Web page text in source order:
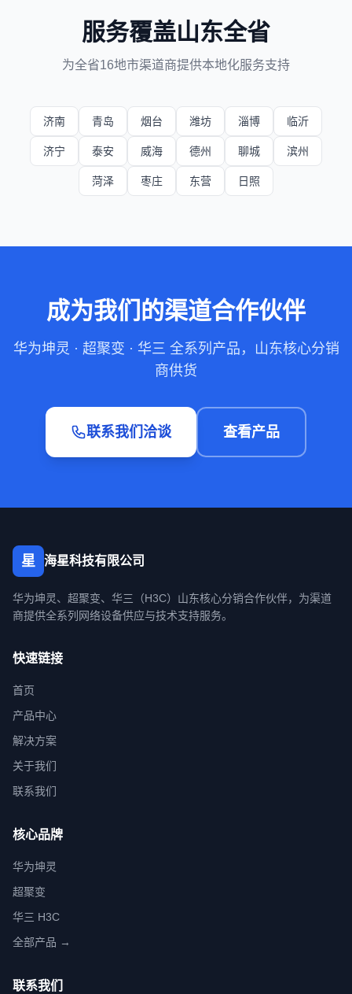
服务覆盖山东全省
为全省16地市渠道商提供本地化服务支持
济南 青岛 烟台 潍坊 淄博 临沂
济宁 泰安 威海 德州 聊城 滨州
菏泽 枣庄 东营 日照
成为我们的渠道合作伙伴
华为坤灵 · 超聚变 · 华三 全系列产品，山东核心分销
商供货
联系我们洽谈 查看产品
星 海星科技有限公司
华为坤灵、超聚变、华三（H3C）山东核心分销合作伙伴，为渠道
商提供全系列网络设备供应与技术支持服务。
快速链接
首页
产品中心
解决方案
关于我们
联系我们
核心品牌
华为坤灵
超聚变
华三 H3C
全部产品 →
联系我们